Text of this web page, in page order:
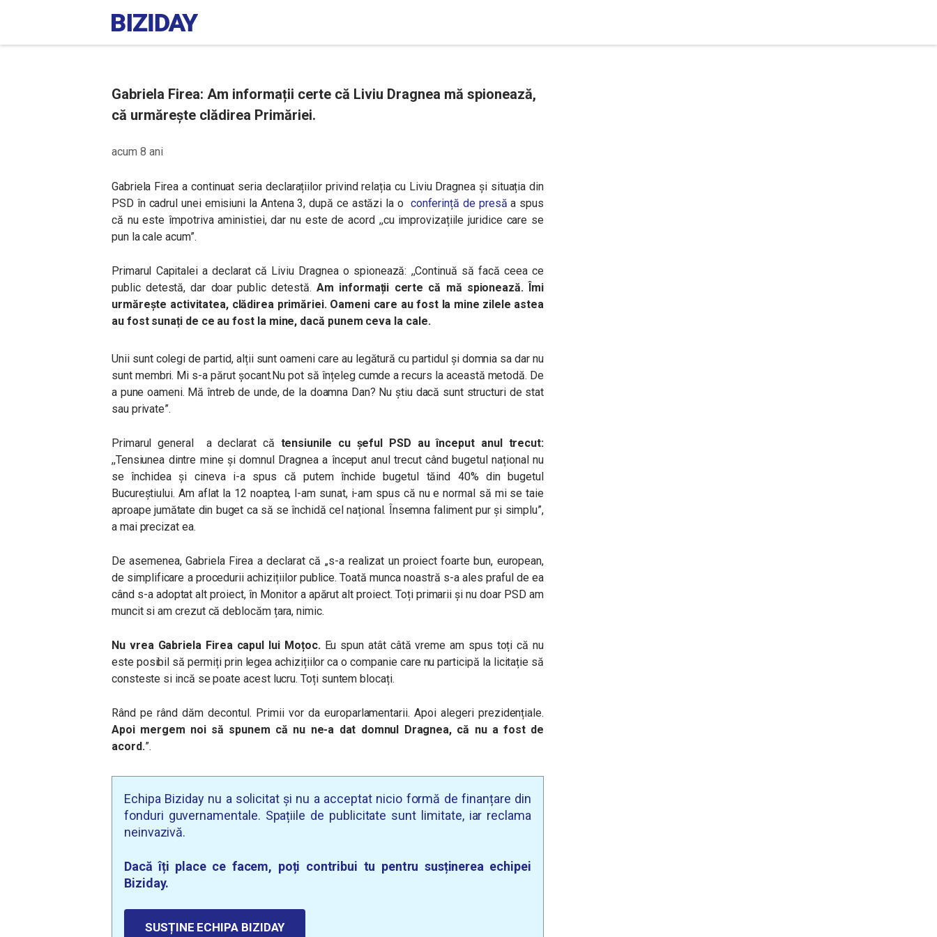
Gabriela Firea: Am informații certe că Liviu Dragnea mă spionează,
că urmărește clădirea Primăriei.
acum 8 ani
Gabriela Firea a continuat seria declarațiilor privind relația cu Liviu Dragnea și situația din
PSD în cadrul unei emisiuni la Antena 3, după ce astăzi la o conferință de presă a spus
că nu este împotriva aministiei, dar nu este de acord ,,cu improvizațiile juridice care se
pun la cale acum”.
Primarul Capitalei a declarat că Liviu Dragnea o spionează: ,,Continuă să facă ceea ce
public detestă, dar doar public detestă. Am informații certe că mă spionează. Îmi
urmărește activitatea, clădirea primăriei. Oameni care au fost la mine zilele astea
au fost sunați de ce au fost la mine, dacă punem ceva la cale.
Unii sunt colegi de partid, alții sunt oameni care au legătură cu partidul și domnia sa dar nu
sunt membri. Mi s-a părut șocant.Nu pot să înțeleg cumde a recurs la această metodă. De
a pune oameni. Mă întreb de unde, de la doamna Dan? Nu știu dacă sunt structuri de stat
sau private”.
Primarul general a declarat că tensiunile cu șeful PSD au început anul trecut:
,,Tensiunea dintre mine și domnul Dragnea a început anul trecut când bugetul național nu
se închidea și cineva i-a spus că putem închide bugetul tăind 40% din bugetul
Bucureștiului. Am aflat la 12 noaptea, l-am sunat, i-am spus că nu e normal să mi se taie
aproape jumătate din buget ca să se închidă cel național. Însemna faliment pur și simplu”,
a mai precizat ea.
De asemenea, Gabriela Firea a declarat că ,,s-a realizat un proiect foarte bun, european,
de simplificare a procedurii achizițiilor publice. Toată munca noastră s-a ales praful de ea
când s-a adoptat alt proiect, în Monitor a apărut alt proiect. Toți primarii și nu doar PSD am
muncit si am crezut că deblocăm țara, nimic.
Nu vrea Gabriela Firea capul lui Moțoc.Eu spun atât câtă vreme am spus toți că nu
este posibil să permiți prin legea achizițiilor ca o companie care nu participă la licitație să
consteste si incă se poate acest lucru. Toți suntem blocați.
Rând pe rând dăm decontul. Primii vor da europarlamentarii. Apoi alegeri prezidențiale.
Apoi mergem noi să spunem că nu ne-a dat domnul Dragnea, că nu a fost de
acord.”.
Echipa Biziday nu a solicitat și nu a acceptat nicio formă de finanțare din
fonduri guvernamentale. Spațiile de publicitate sunt limitate, iar reclama
neinvazivă.
Dacă îți place ce facem, poți contribui tu pentru susținerea echipei
Biziday.
SUSȚINE ECHIPA BIZIDAY